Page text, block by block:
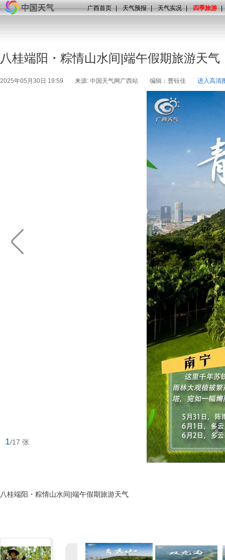
广西首页 | 天气预报 | 天气实况 | 四季旅游 |
八桂端阳・粽情山水间|端午假期旅游天气
2025年05月30日 19:59 来源: 中国天气网广西站 编辑：曹钰佳 进入高清
1/17 张
八桂端阳・粽情山水间|端午假期旅游天气